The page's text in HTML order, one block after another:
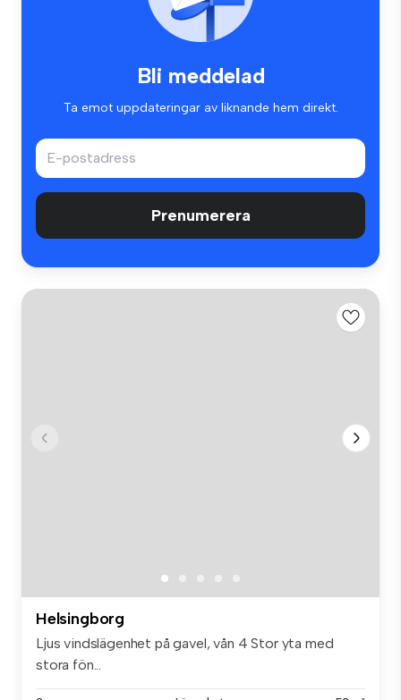
Bli meddelad
Ta emot uppdateringar av liknande hem direkt.
Prenumerera
Helsingborg
Ljus vindslägenhet på gavel, vån 4 Stor yta med
stora fön...